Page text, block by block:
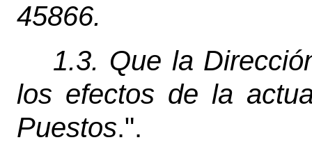
45866.
1.3. Que la
los efectos de la
Puestos.".